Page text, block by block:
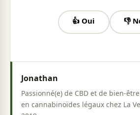
👍 Oui 👎
Jonathan
Passionné(e) de CBD et de bien-
en cannabinoïdes légaux chez La